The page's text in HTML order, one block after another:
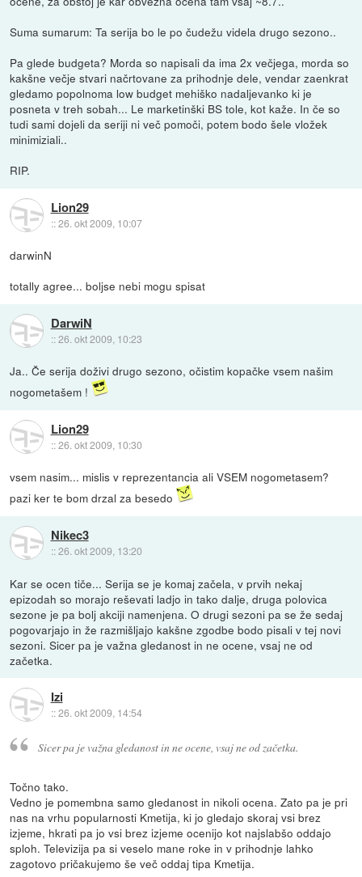
Suma sumarum: Ta serija bo le po čudežu videla drugo sezono..
Pa glede budgeta? Morda so napisali da ima 2x večjega, morda so
kakšne večje stvari načrtovane za prihodnje dele, vendar zaenkrat
gledamo popolnoma low budget mehiško nadaljevanko ki je
posneta v treh sobah... Le marketinški BS tole, kot kaže. In če so
tudi sami dojeli da seriji ni več pomoči, potem bodo šele vložek
minimiziali..
RIP.
Lion29
::26. okt 2009, 10:07
darwinN
totally agree... boljse nebi mogu spisat
DarwiN
::26. okt 2009, 10:23
Ja.. Če serija doživi drugo sezono, očistim kopačke vsem našim
nogometašem !
Lion29
::26. okt 2009, 10:30
vsem nasim... mislis v reprezentancia ali VSEM nogometasem?
pazi ker te bom drzal za besedo
Nikec3
::26. okt 2009, 13:20
Kar se ocen tiče... Serija se je komaj začela, v prvih nekaj
epizodah so morajo reševati ladjo in tako dalje, druga polovica
sezone je pa bolj akciji namenjena. O drugi sezoni pa se že sedaj
pogovarjajo in že razmišljajo kakšne zgodbe bodo pisali v tej novi
sezoni. Sicer pa je važna gledanost in ne ocene, vsaj ne od
začetka.
Izi
::26. okt 2009, 14:54
Sicer pa je važna gledanost in ne ocene, vsaj ne od začetka.
Točno tako.
Vedno je pomembna samo gledanost in nikoli ocena. Zato pa je pri
nas na vrhu popularnosti Kmetija, ki jo gledajo skoraj vsi brez
izjeme, hkrati pa jo vsi brez izjeme ocenijo kot najslabšo oddajo
sploh. Televizija pa si veselo mane roke in v prihodnje lahko
zagotovo pričakujemo še več oddaj tipa Kmetija.